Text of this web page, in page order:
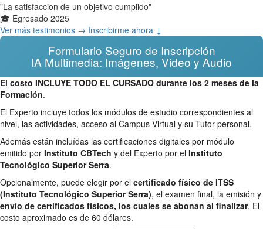
"La satisfaccion de un objetivo cumplido"
🎓 Egresado 2025
Ver más testimonios → Inscribirme ahora ↓
Formulario Seguro de Inscripción
IA Multimedia: Imágenes, Video y Audio
El costo INCLUYE TODO EL CURSADO durante los 2 meses de la
Formación.
El Experto incluye todos los módulos de estudio correspondientes al
nivel, las actividades, acceso al Campus Virtual y su Tutor personal.
Además están incluídas las certificaciones digitales por módulo
emitido por Instituto CBTech y del Experto por el Instituto
Tecnológico Superior Serra.
Opcionalmente, puede elegir por el certificado físico de ITSS
(Instituto Tecnológico Superior Serra), el examen final, la emisión y
envío de certificados físicos, los cuales se abonan al finalizar. El
costo aproximado es de 60 dólares.